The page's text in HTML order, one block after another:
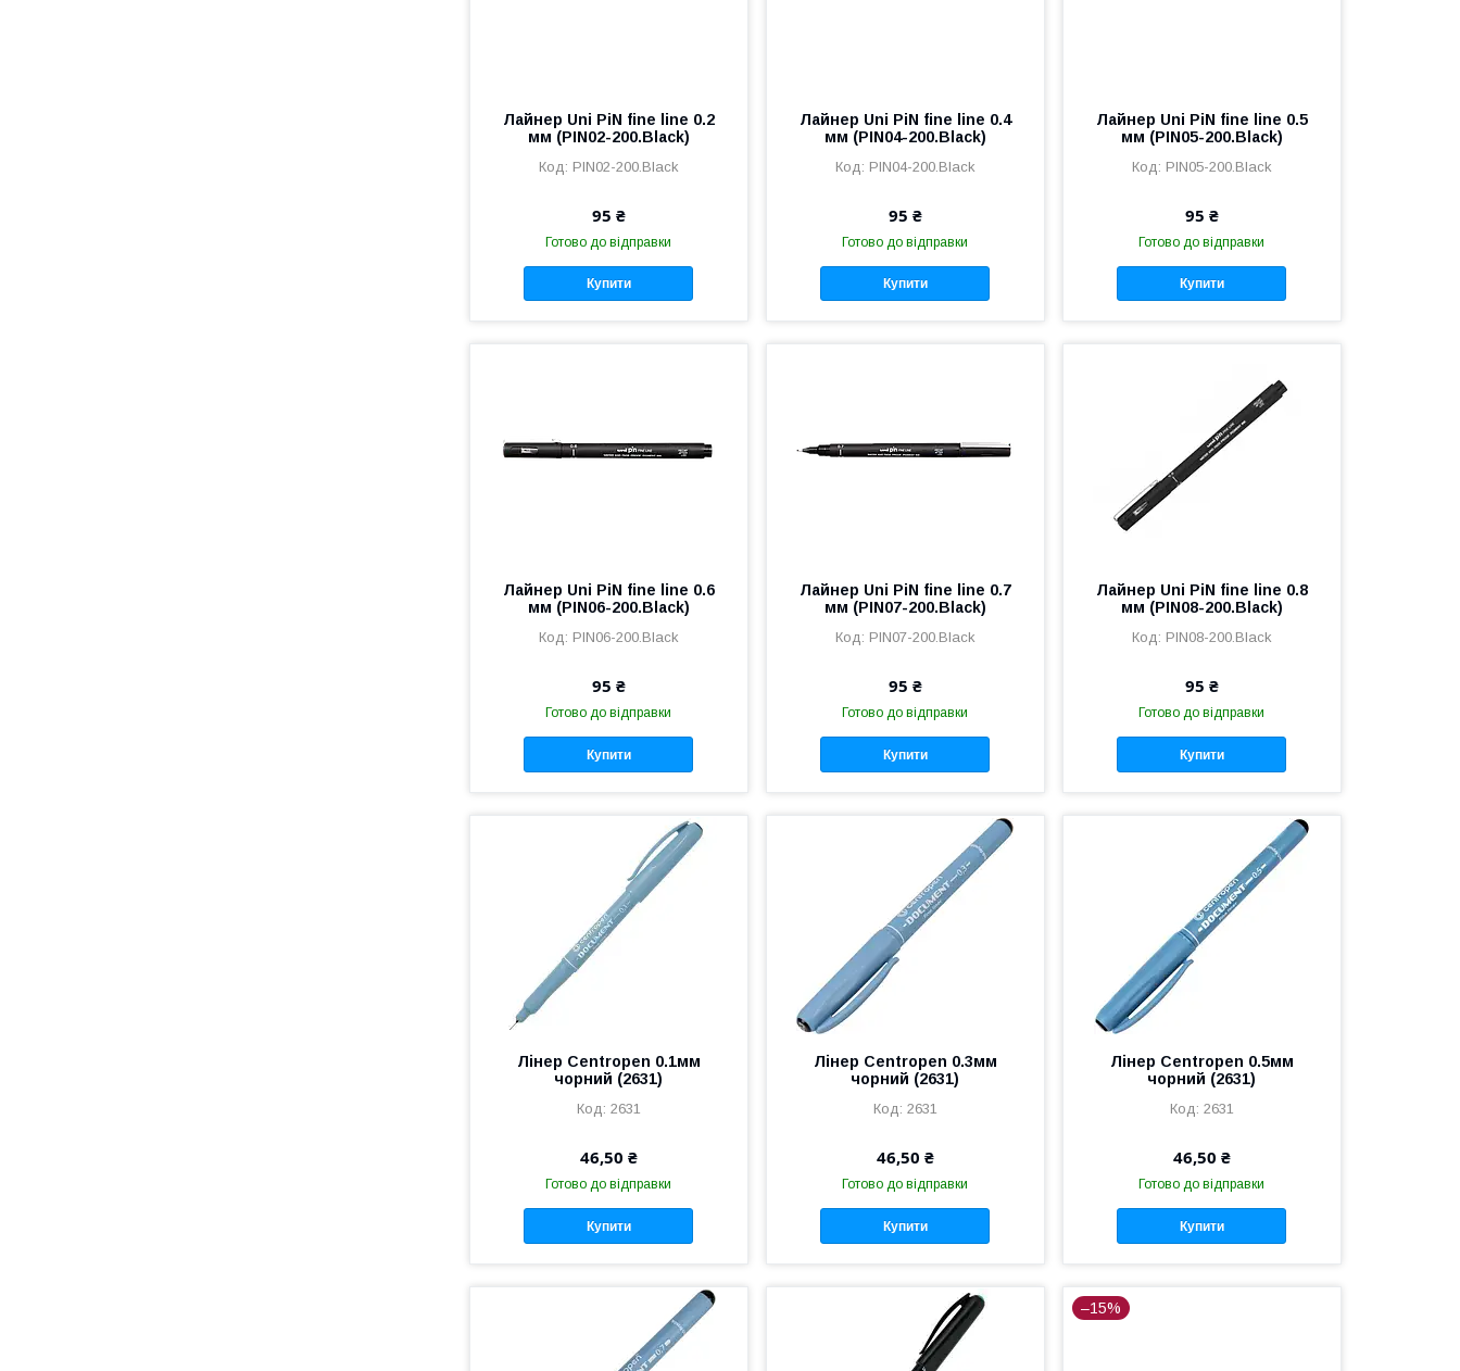
Лайнер Uni PiN fine line 0.2
мм (PIN02-200.Black)
PIN02-200.Black
95 ₴
Готово до відправки
Купити
Лайнер Uni PiN fine line 0.4
мм (PIN04-200.Black)
PIN04-200.Black
95 ₴
Готово до відправки
Купити
Лайнер Uni PiN fine line 0.5
мм (PIN05-200.Black)
PIN05-200.Black
95 ₴
Готово до відправки
Купити
Лайнер Uni PiN fine line 0.6
мм (PIN06-200.Black)
PIN06-200.Black
95 ₴
Готово до відправки
Купити
Лайнер Uni PiN fine line 0.7
мм (PIN07-200.Black)
PIN07-200.Black
95 ₴
Готово до відправки
Купити
Лайнер Uni PiN fine line 0.8
мм (PIN08-200.Black)
PIN08-200.Black
95 ₴
Готово до відправки
Купити
Лінер Centropen 0.1мм
чорний (2631)
2631
46,50 ₴
Готово до відправки
Купити
Лінер Centropen 0.3мм
чорний (2631)
2631
46,50 ₴
Готово до відправки
Купити
Лінер Centropen 0.5мм
чорний (2631)
2631
46,50 ₴
Готово до відправки
Купити
–15%